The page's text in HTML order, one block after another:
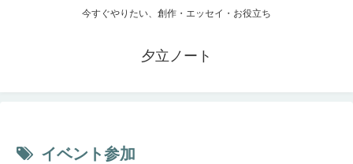
今すぐやりたい、創作・エッセイ・お役立ち
夕立ノート
イベント参加